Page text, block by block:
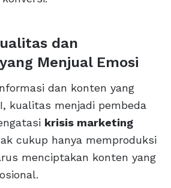
dan
Menjual Emosi
dan konten yang
kualitas menjadi pembeda
krisis marketing
cukup hanya memproduksi
menciptakan konten yang